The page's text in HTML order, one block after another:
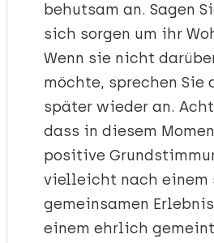
behutsam an. Sagen
sich sorgen um ihr
Wenn sie nicht
möchte, sprechen Sie
später wieder an.
dass in diesem
positive
vielleicht nach einem
gemeinsamen
einem ehrlich